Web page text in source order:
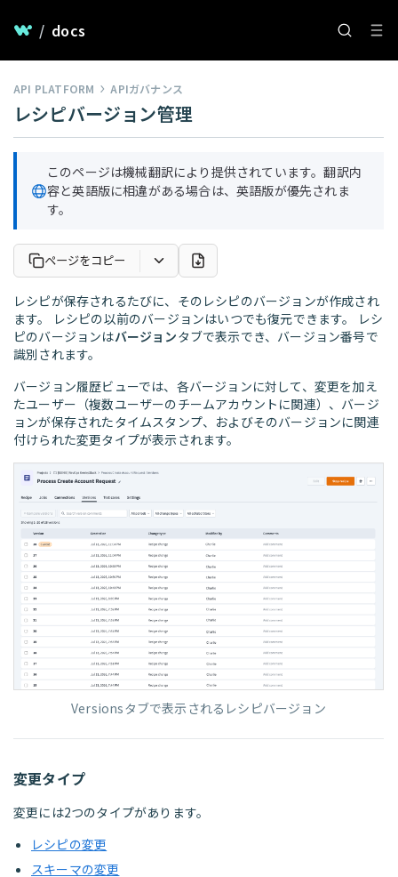
/ docs
API PLATFORM APIガバナンス
レシピバージョン管理
このページは機械翻訳により提供されています。翻訳内
容と英語版に相違がある場合は、英語版が優先されま
す。
ページをコピー
レシピが保存されるたびに、そのレシピのバージョンが作成され
ます。 レシピの以前のバージョンはいつでも復元できます。 レシ
ピのバージョンはバージョンタブで表示でき、バージョン番号で
識別されます。
バージョン履歴ビューでは、各バージョンに対して、変更を加え
たユーザー（複数ユーザーのチームアカウントに関連）、バージ
ョンが保存されたタイムスタンプ、およびそのバージョンに関連
付けられた変更タイプが表示されます。
Versionsタブで表示されるレシピバージョン
変更タイプ
変更には2つのタイプがあります。
レシピの変更
スキーマの変更